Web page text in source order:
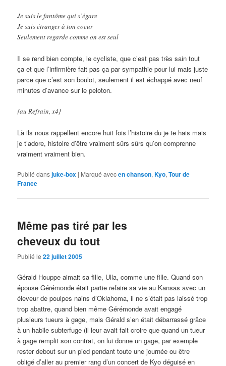
Je suis le fantôme qui s’égare
Je suis étranger à ton coeur
Seulement regarde comme on est seul
Il se rend bien compte, le cycliste, que c’est pas très sain tout
ça et que l’infirmière fait pas ça par sympathie pour lui mais juste
parce que c’est son boulot, seulement il est échappé avec neuf
minutes d’avance sur le peloton.
{au Refrain, x4}
Là ils nous rappellent encore huit fois l’histoire du je te hais mais
je t’adore, histoire d’être vraiment sûrs sûrs qu’on comprenne
vraiment vraiment bien.
Publié dansjuke-box | Marqué avecen chanson,Kyo,Tour de
France
Même pas tiré par les
cheveux du tout
Publié le22 juillet 2005
Gérald Houppe aimait sa fille, Ulla, comme une fille. Quand son
épouse Gérémonde était partie refaire sa vie au Kansas avec un
éleveur de poulpes nains d’Oklahoma, il ne s’était pas laissé trop
trop abattre, quand bien même Gérémonde avait engagé
plusieurs tueurs à gage, mais Gérald s’en était débarrassé grâce
à un habile subterfuge (il leur avait fait croire que quand un tueur
à gage remplit son contrat, on lui donne un gage, par exemple
rester debout sur un pied pendant toute une journée ou être
obligé d’aller au premier rang d’un concert de Kyo déguisé en